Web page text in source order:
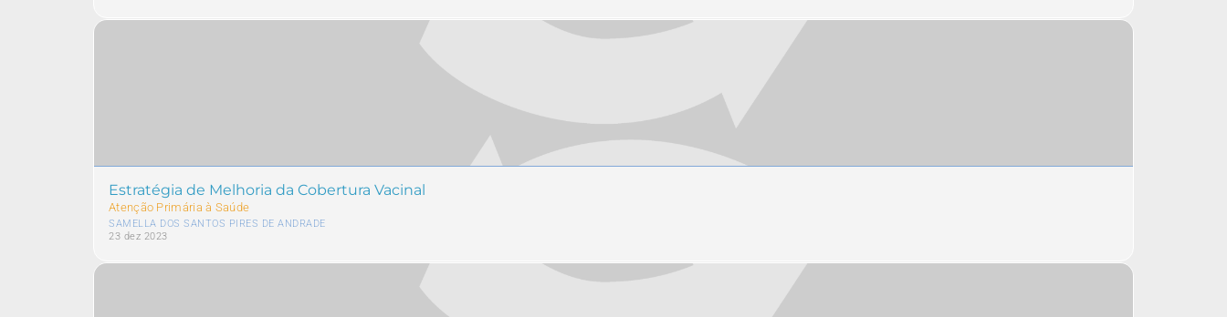
Estratégia de Melhoria da Cobertura Vacinal
Atenção Primária à Saúde
SAMELLA DOS SANTOS PIRES DE ANDRADE
23 dez 2023